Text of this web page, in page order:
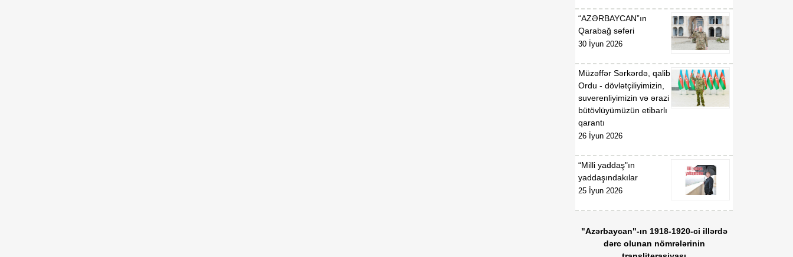
Malayziyada fövqəladə və
səlahiyyətli səfiri təyin
edilməsi haqqında
“AZƏRBAYCAN”ın
Qarabağ səfəri
30 İyun 2026
Müzəffər Sərkərdə, qalib
Ordu - dövlətçiliyimizin,
suverenliyimizin və ərazi
bütövlüyümüzün etibarlı
qarantı
26 İyun 2026
“Milli yaddaş"ın
yaddaşındakılar
25 İyun 2026
"Azərbaycan"-ın 1918-1920-ci illərdə
dərc olunan nömrələrinin